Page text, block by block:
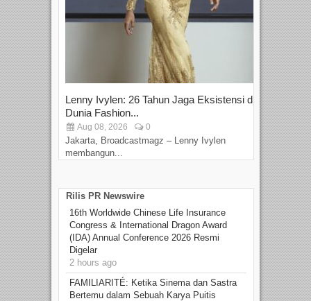
Lenny Ivylen: 26 Tahun Jaga Eksistensi di
Dunia Fashion...
Aug 08, 2026 0
Jakarta, Broadcastmagz – Lenny Ivylen
membangun...
Rilis PR Newswire
16th Worldwide Chinese Life Insurance
Congress & International Dragon Award
(IDA) Annual Conference 2026 Resmi
Digelar
2 hours ago
FAMILIARITÉ: Ketika Sinema dan Sastra
Bertemu dalam Sebuah Karya Puitis